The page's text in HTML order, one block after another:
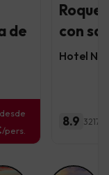
de
/pers.
con
Hotel
8.9 3217